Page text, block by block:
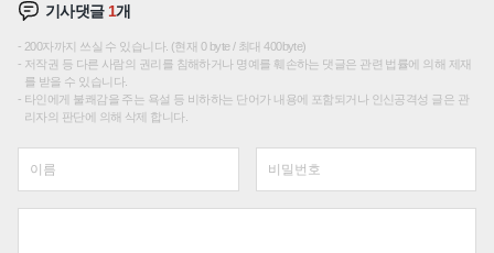
기사댓글 1개
200자까지 쓰실 수 있습니다. (현재 0 byte / 최대 400byte)
저작권 등 다른 사람의 권리를 침해하거나 명예를 훼손하는 댓글은 관련 법률에 의해 제재
를 받을 수 있습니다.
타인에게 불쾌감을 주는 욕설 등 비하하는 단어가 내용에 포함되거나 인신공격성 글은 관
리자의 판단에 의해 삭제 합니다.